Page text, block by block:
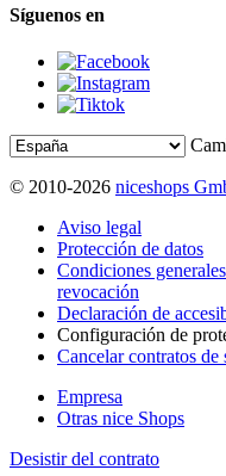
Síguenos en
© 2010-2026 niceshops
Aviso legal
Protección de datos
Condiciones
revocación
Declaración de
Configuración de
Cancelar contratos
Empresa
Otras nice Shops
Desistir del contrato